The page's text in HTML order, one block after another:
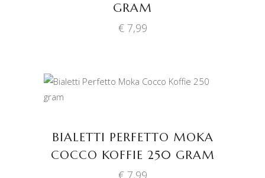
GRAM
€7,99
BIALETTI PERFETTO MOKA
COCCO KOFFIE 250 GRAM
€7,99